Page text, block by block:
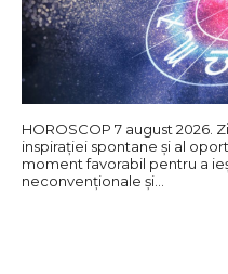
HOROSCOP 7 august 2026.
inspirației spontane și al
moment favorabil pentru a
neconvenționale și…